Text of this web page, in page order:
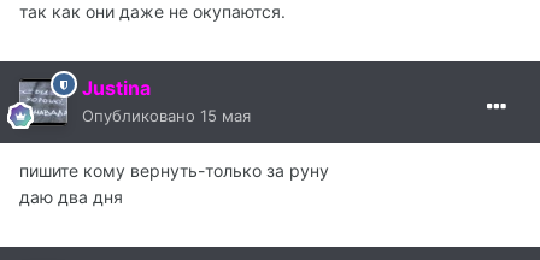
так как они даже не окупаются.
Justina
Опубликовано 15 мая
пишите кому вернуть-только за руну
даю два дня